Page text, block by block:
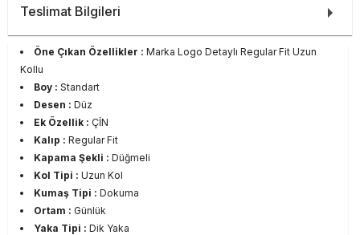
Teslimat Bilgileri
Öne Çıkan Özellikler : Marka Logo Detaylı Regular Fit Uzun
Kollu
Boy : Standart
Desen : Düz
Ek Özellik : ÇİN
Kalıp : Regular Fit
Kapama Şekli : Düğmeli
Kol Tipi : Uzun Kol
Kumaş Tipi : Dokuma
Ortam : Günlük
Yaka Tipi : Dik Yaka